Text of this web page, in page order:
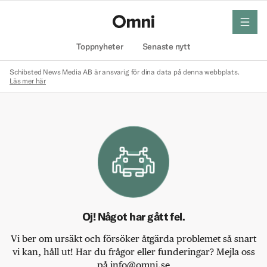
Toppnyheter Senaste nytt
meny
Schibsted News Media AB är ansvarig för dina data på denna webbplats.
Läs mer här
Oj! Något har gått fel.
Vi ber om ursäkt och försöker åtgärda problemet så snart
vi kan, håll ut! Har du frågor eller funderingar? Mejla oss